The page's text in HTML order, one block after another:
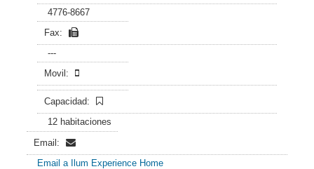
4776-8667
Fax:
---
Movil:
Capacidad:
12 habitaciones
Email:
Email a Ilum Experience Home